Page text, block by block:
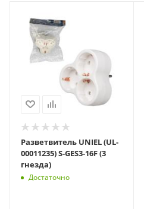
Разветвитель UNIEL (UL-
00011235) S-GES3-16F (3
гнезда)
Достаточно